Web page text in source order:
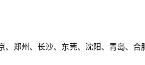
郑州、长沙、东莞、沈阳、青岛、合